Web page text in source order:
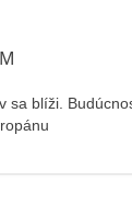
sa blíži.